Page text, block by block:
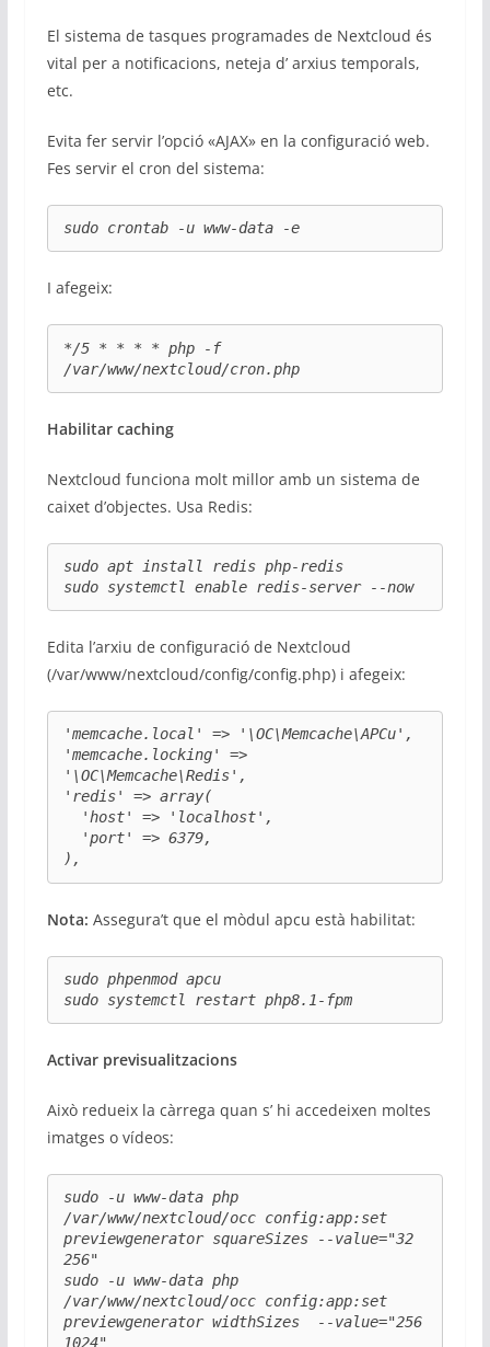
El sistema de tasques programades de Nextcloud és
vital per a notificacions, neteja d’ arxius temporals,
etc.
Evita fer servir l’opció «AJAX» en la configuració web.
Fes servir el cron del sistema:
sudo crontab -u www-data -e
I afegeix:
*/5 * * * * php -f
/var/www/nextcloud/cron.php
Habilitar caching
Nextcloud funciona molt millor amb un sistema de
caixet d’objectes. Usa Redis:
sudo apt install redis php-redis
sudo systemctl enable redis-server --now
Edita l’arxiu de configuració de Nextcloud
(/var/www/nextcloud/config/config.php) i afegeix:
'memcache.local' => '\OC\Memcache\APCu',
'memcache.locking' =>
'\OC\Memcache\Redis',
'redis' => array(
'host' => 'localhost',
'port' => 6379,
),
Nota: Assegura’t que el mòdul apcu està habilitat:
sudo phpenmod apcu
sudo systemctl restart php8.1-fpm
Activar previsualitzacions
Això redueix la càrrega quan s’ hi accedeixen moltes
imatges o vídeos:
sudo -u www-data php
/var/www/nextcloud/occ config:app:set
previewgenerator squareSizes --value="32
256"
sudo -u www-data php
/var/www/nextcloud/occ config:app:set
previewgenerator widthSizes  --value="256
1024"